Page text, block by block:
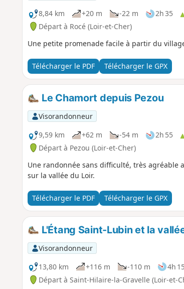
8,84 km
+20 m -22 m 2h 35
Départ à Rocé (Loir-et-Cher)
Une petite promenade facile à partir du
Télécharger le PDF Télécharger le GPX
Le Chamort depuis Pezou
Visorandonneur
9,59 km
+62 m -54 m 2h 55
Départ à Pezou (Loir-et-Cher)
Une randonnée sans difficulté, très agréable
sur la vallée du Loir.
Télécharger le PDF Télécharger le GPX
L'Étang Saint-Lubin et la
Visorandonneur
13,80 km
+116 m -110 m 4h 15
Départ à Saint-Hilaire-la-Gravelle (Loir-et-